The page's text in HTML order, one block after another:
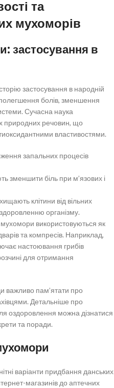
та
мухоморів
застосування в
застосування в народній
болів, зменшення
Сучасна наука
природних речовин, що
властивостями.
запальних процесів
зменшити біль при м’язових і
клітини від вільних
організму.
мухомори використовуються як
та компресів. Наприклад,
настоювання грибів
для отримання
важливо пам’ятати про
Детальніше про
оздоровлення можна дізнатися
та поради.
варіанти придбання данських
магазинів до аптечних